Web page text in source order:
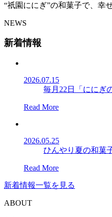
“祇園ににぎ”の和菓子で、幸
NEWS
新着情報
2026.07.15
毎月22日「ににぎ
Read More
2026.05.25
ひんやり夏の和菓
Read More
新着情報一覧を見る
ABOUT